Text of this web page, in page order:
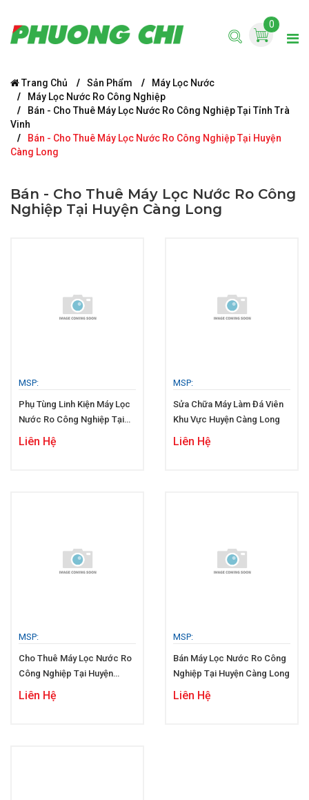
0
Trang Chủ Sản Phẩm
Máy Lọc Nước
Máy Lọc Nước Ro Công Nghiệp
Bán - Cho Thuê Máy Lọc Nước Ro Công Nghiệp Tại Tỉnh Trà
Vinh
Bán - Cho Thuê Máy Lọc Nước Ro Công Nghiệp Tại Huyện
Càng Long
Bán - Cho Thuê Máy Lọc Nước Ro Công
Nghiệp Tại Huyện Càng Long
MSP:
Phụ Tùng Linh Kiện Máy Lọc
Nước Ro Công Nghiệp Tại
Huyện Càng Long
Liên Hệ
MSP:
Sửa Chữa Máy Làm Đá Viên
Khu Vực Huyện Càng Long
Liên Hệ
MSP:
Cho Thuê Máy Lọc Nước Ro
Công Nghiệp Tại Huyện
Càng Long
Liên Hệ
MSP:
Bán Máy Lọc Nước Ro Công
Nghiệp Tại Huyện Càng Long
Liên Hệ